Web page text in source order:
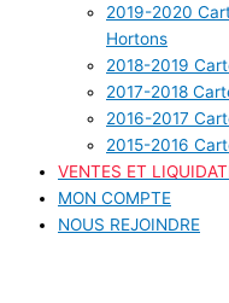
2019-2020
Hortons
2018-2019
2017-2018
2016-2017
2015-2016
VENTES ET
MON COMPTE
NOUS REJOINDRE